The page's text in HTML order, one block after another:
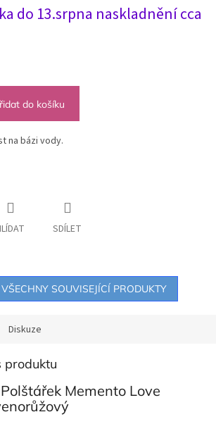
do 13.srpna naskladnění cca
do košíku
na bázi vody.
SDÍLET
SOUVISEJÍCÍ PRODUKTY
Diskuze
produktu
Memento Love